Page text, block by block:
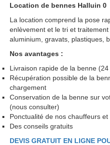
Location de bennes Halluin 0
La location comprend la pose
enlèvement et le tri et
aluminium, gravats, plastiques,
Nos avantages :
Livraison rapide de la benne
Récupération possible de la
chargement
Conservation de la benne sur
(nous consulter)
Ponctualité de nos chauffeurs
Des conseils gratuits
DEVIS GRATUIT EN LIGNE